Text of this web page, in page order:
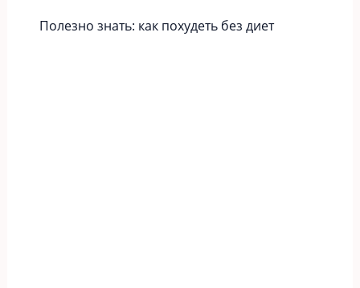
Полезно знать: как похудеть без диет